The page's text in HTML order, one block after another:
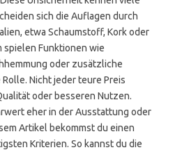
sich die Auflagen durch
etwa Schaumstoff, Kork oder
Funktionen wie
oder zusätzliche
Nicht jeder teure Preis
oder besseren Nutzen.
eher in der Ausstattung oder
Artikel bekommst du einen
Kriterien. So kannst du die